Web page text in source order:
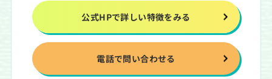
公式HPで詳しい特徴をみる
電話で問い合わせる